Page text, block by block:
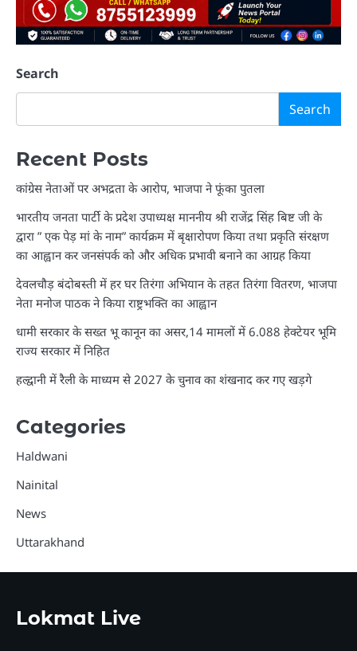
Search
Search
Recent Posts
कांग्रेस नेताओं पर अभद्रता के आरोप, भाजपा ने फूंका पुतला
भारतीय जनता पार्टी के प्रदेश उपाध्यक्ष माननीय श्री राजेंद्र सिंह बिष्ट जी के
द्वारा ” एक पेड़ मां के नाम” कार्यक्रम में बृक्षारोपण किया तथा प्रकृति संरक्षण
का आह्वान कर जनसंपर्क को और अधिक प्रभावी बनाने का आग्रह किया
देवलचौड़ बंदोबस्ती में हर घर तिरंगा अभियान के तहत तिरंगा वितरण, भाजपा
नेता मनोज पाठक ने किया राष्ट्रभक्ति का आह्वान
धामी सरकार के सख्त भू कानून का असर,14 मामलों में 6.088 हेक्टेयर भूमि
राज्य सरकार में निहित
हल्द्वानी में रैली के माध्यम से 2027 के चुनाव का शंखनाद कर गए खड़गे
Categories
Haldwani
Nainital
News
Uttarakhand
Lokmat Live